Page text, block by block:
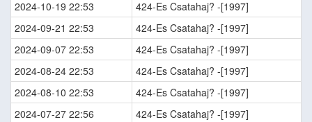
2024-10-19 22:53
424-Es Csatahaj? -[1997]
2024-09-21 22:53
424-Es Csatahaj? -[1997]
2024-09-07 22:53
424-Es Csatahaj? -[1997]
2024-08-24 22:53
424-Es Csatahaj? -[1997]
2024-08-10 22:53
424-Es Csatahaj? -[1997]
2024-07-27 22:56
424-Es Csatahaj? -[1997]